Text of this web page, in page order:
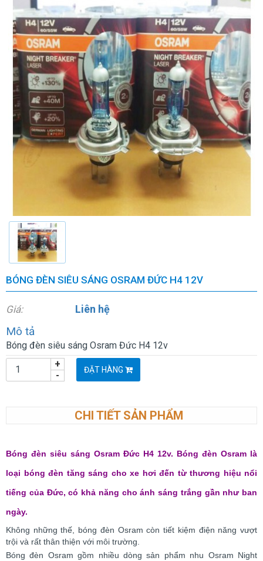
BÓNG ĐÈN SIÊU SÁNG OSRAM ĐỨC H4 12V
Giá: Liên hệ
Mô tả
Bóng đèn siêu sáng Osram Đức H4 12v
-
+ ĐẶT HÀNG
CHI TIẾT SẢN PHẨM
Bóng đèn siêu sáng Osram Đức H4 12v. Bóng đèn Osram là
loại bóng đèn tăng sáng cho xe hơi đến từ thương hiệu nổi
tiếng của Đức, có khả năng cho ánh sáng trắng gần như ban
ngày.
Không những thế, bóng đèn Osram còn tiết kiệm điện năng vượt
trội và rất thân thiện với môi trường.
Bóng đèn Osram gồm nhiều dòng sản phẩm nhu Osram Night